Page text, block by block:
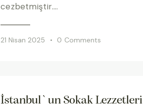
cezbetmiştir.…
21 Nisan 2025 0 Comments
İstanbul`un Sokak Lezzetleri